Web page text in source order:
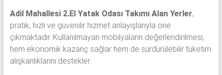
Adil Mahallesi 2.El Yatak Odası Takımı Alan Yerler,
pratik, hızlı ve güvenilir hizmet anlayışlarıyla öne
çıkmaktadır. Kullanılmayan mobilyaların değerlendirilmesi,
hem ekonomik kazanç sağlar hem de sürdürülebilir tüketim
alışkanlıklarını destekler.